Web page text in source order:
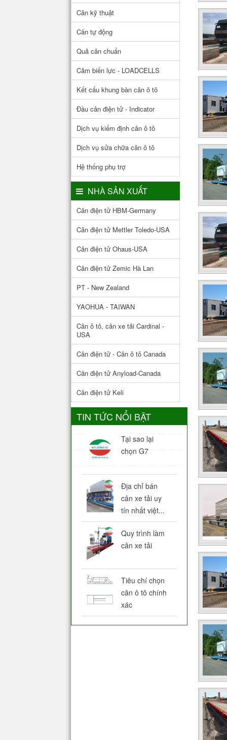
Cân kỹ thuật
Cân tự động
Quả cân chuẩn
Cảm biến lực - LOADCELLS
Kết cấu khung bàn cân ô tô
Đầu cân điện tử - Indicator
Dịch vụ kiểm định cân ô tô
Dịch vụ sửa chữa cân ô tô
Hệ thống phụ trợ
NHÀ SẢN XUẤT
Cân điện tử HBM-Germany
Cân điện tử Mettler Toledo-USA
Cân điện tử Ohaus-USA
Cân điện tử Zemic Hà Lan
PT - New Zealand
YAOHUA - TAIWAN
Cân ô tô, cân xe tải Cardinal -
USA
Cân điện tử - Cân ô tô Canada
Cân điện tử Anyload-Canada
Cân điện tử Keli
TIN TỨC NỔI BẬT
Tại sao lại
chọn G7
Địa chỉ bán
cân xe tải uy
tín nhất việt...
Quy trình làm
cân xe tải
Tiêu chí chọn
cân ô tô chính
xác